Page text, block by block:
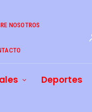
NOSOTROS
Deportes